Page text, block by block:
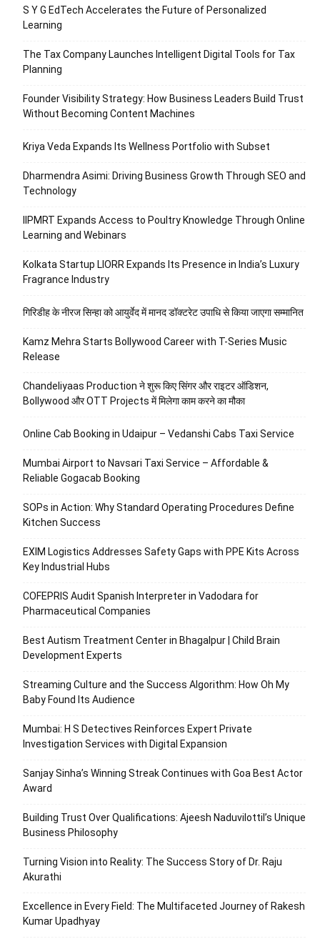
S Y G EdTech Accelerates the Future of Personalized
Learning
The Tax Company Launches Intelligent Digital Tools for Tax
Planning
Founder Visibility Strategy: How Business Leaders Build Trust
Without Becoming Content Machines
Kriya Veda Expands Its Wellness Portfolio with Subset
Dharmendra Asimi: Driving Business Growth Through SEO and
Technology
IIPMRT Expands Access to Poultry Knowledge Through Online
Learning and Webinars
Kolkata Startup LIORR Expands Its Presence in India’s Luxury
Fragrance Industry
गिरिडीह के नीरज सिन्हा को आयुर्वेद में मानद डॉक्टरेट उपाधि से किया जाएगा सम्मानित
Kamz Mehra Starts Bollywood Career with T-Series Music
Release
Chandeliyaas Production ने शुरू किए सिंगर और राइटर ऑडिशन,
Bollywood और OTT Projects में मिलेगा काम करने का मौका
Online Cab Booking in Udaipur – Vedanshi Cabs Taxi Service
Mumbai Airport to Navsari Taxi Service – Affordable &
Reliable Gogacab Booking
SOPs in Action: Why Standard Operating Procedures Define
Kitchen Success
EXIM Logistics Addresses Safety Gaps with PPE Kits Across
Key Industrial Hubs
COFEPRIS Audit Spanish Interpreter in Vadodara for
Pharmaceutical Companies
Best Autism Treatment Center in Bhagalpur | Child Brain
Development Experts
Streaming Culture and the Success Algorithm: How Oh My
Baby Found Its Audience
Mumbai: H S Detectives Reinforces Expert Private
Investigation Services with Digital Expansion
Sanjay Sinha’s Winning Streak Continues with Goa Best Actor
Award
Building Trust Over Qualifications: Ajeesh Naduvilottil’s Unique
Business Philosophy
Turning Vision into Reality: The Success Story of Dr. Raju
Akurathi
Excellence in Every Field: The Multifaceted Journey of Rakesh
Kumar Upadhyay